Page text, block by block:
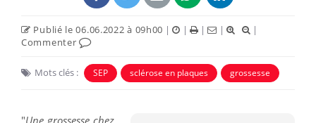
Publié le 06.06.2022 à 09h00 | | | |
|
Commenter
Mots clés : SEP sclérose en plaques grossesse
"Une grossesse chez